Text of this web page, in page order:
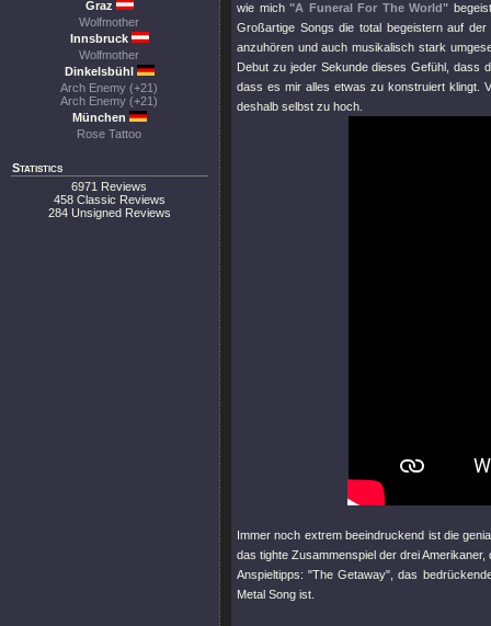
Graz
Wolfmother
Innsbruck
Wolfmother
Dinkelsbühl
Arch Enemy (+21)
Arch Enemy (+21)
München
Rose Tattoo
Statistics
6971 Reviews
458 Classic Reviews
284 Unsigned Reviews
wie mich"A Funeral For The World"
Großartige Songs die total begeistern auf
anzuhören und auch musikalisch stark
Debut zu jeder Sekunde dieses Gefühl, dass
dass es mir alles etwas zu konstruiert klingt.
deshalb selbst zu hoch.
Immer noch extrem beeindruckend ist die
das tighte Zusammenspiel der drei
Anspieltipps:"The Getaway" , das
Metal Song ist.